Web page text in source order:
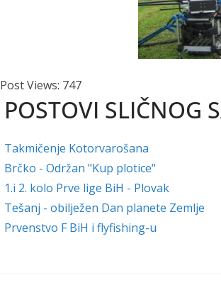
Post Views: 747
POSTOVI SLIČNOG
Takmičenje Kotorvarošana
Brčko - Održan "Kup plotice"
1.i 2. kolo Prve lige BiH - Plovak
Tešanj - obilježen Dan planete Zemlje
Prvenstvo F BiH i flyfishing-u